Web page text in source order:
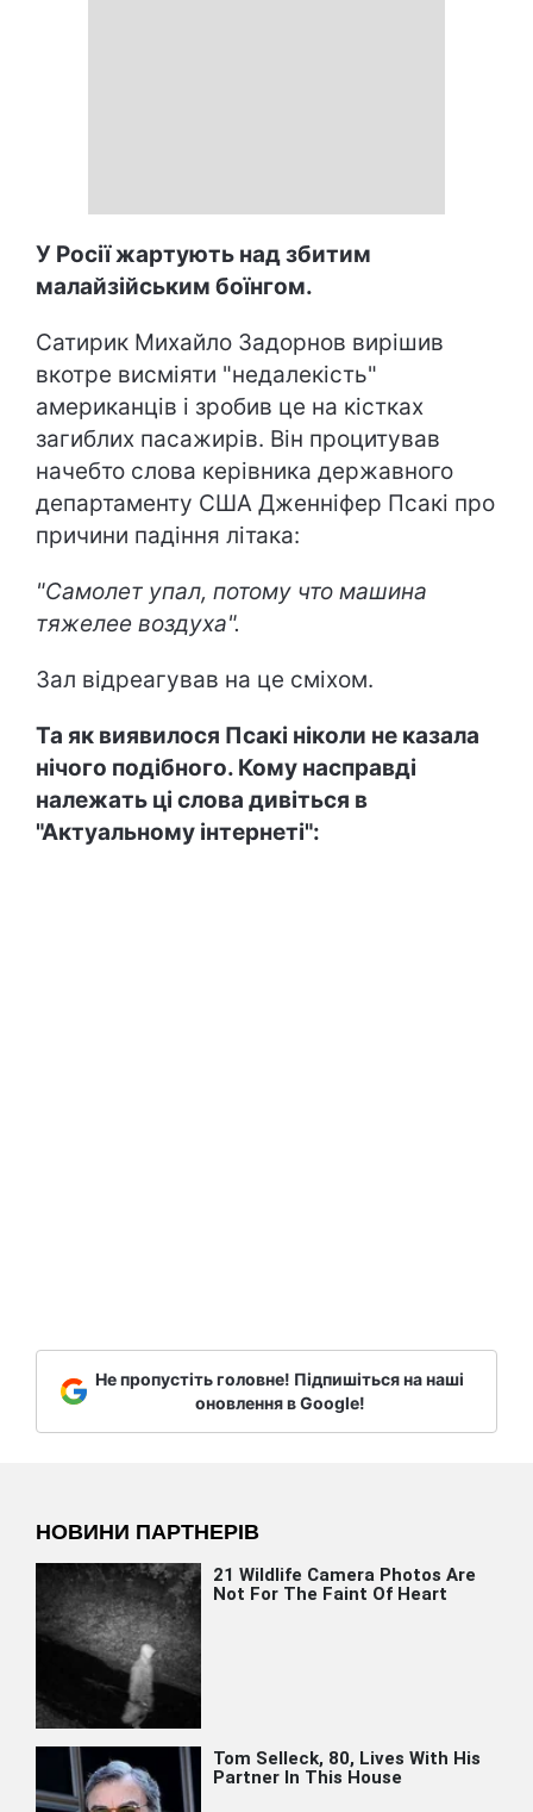
У Росії жартують над збитим
малайзійським боїнгом.
Сатирик Михайло Задорнов вирішив
вкотре висміяти "недалекість"
американців і зробив це на кістках
загиблих пасажирів. Він процитував
начебто слова керівника державного
департаменту США Дженніфер Псакі про
причини падіння літака:
"Самолет упал, потому что машина
тяжелее воздуха".
Зал відреагував на це сміхом.
Та як виявилося Псакі ніколи не казала
нічого подібного. Кому насправді
належать ці слова дивіться в
"Актуальному інтернеті":
Не пропустіть головне! Підпишіться на наші
оновлення в Google!